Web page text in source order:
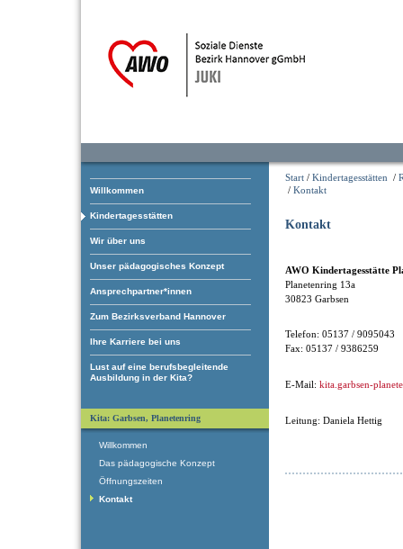
Willkommen
Kindertagesstätten
Wir über uns
Unser pädagogisches Konzept
Ansprechpartner*innen
Zum Bezirksverband Hannover
Ihre Karriere bei uns
Lust auf eine berufsbegleitende
Ausbildung in der Kita?
Start / Kindertagesstätten /
/ Kontakt
Kontakt
AWO Kindertagesstätte
Planetenring 13a
30823 Garbsen
Telefon: 05137 / 9095043
Fax: 05137 / 9386259
E-Mail: kita.garbsen-
Leitung: Daniela Hettig
Kita: Garbsen, Planetenring
Willkommen
Das pädagogische Konzept
Öffnungszeiten
Kontakt